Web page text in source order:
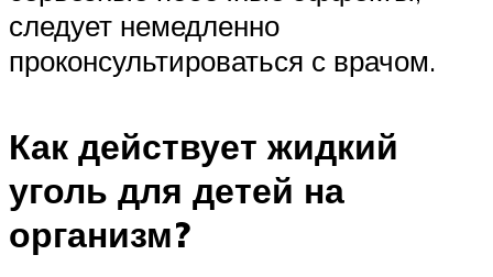
следует немедленно
проконсультироваться с врачом.
Как действует жидкий
уголь для детей на
организм?